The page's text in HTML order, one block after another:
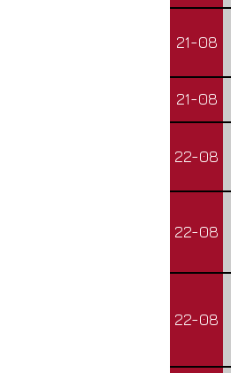
21-08
21-08
22-08
22-08
22-08